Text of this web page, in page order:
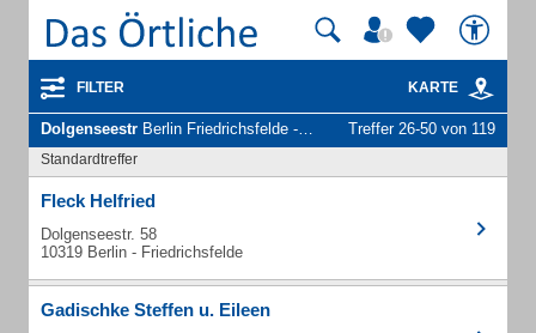
FILTER KARTE
Dolgenseestr Berlin Friedrichsfelde - Unternehmen und Personen Treffer 26-50 von 119
Standardtreffer
Fleck Helfried
Dolgenseestr. 58
10319 Berlin - Friedrichsfelde
Gadischke Steffen u. Eileen